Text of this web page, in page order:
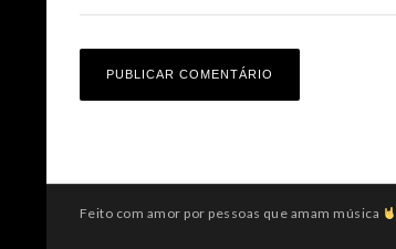
Feito com amor por pessoas que amam música